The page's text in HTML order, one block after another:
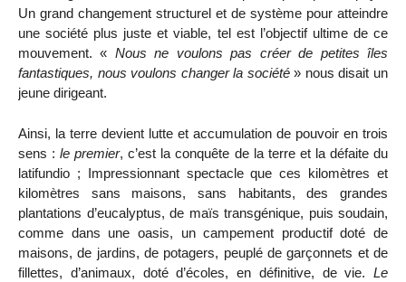
Un grand changement structurel et de système pour atteindre
une société plus juste et viable, tel est l’objectif ultime de ce
mouvement. « Nous ne voulons pas créer de petites îles
fantastiques, nous voulons changer la société» nous disait un
jeune dirigeant.
Ainsi, la terre devient lutte et accumulation de pouvoir en trois
sens :le premier, c’est la conquête de la terre et la défaite du
latifundio ; Impressionnant spectacle que ces kilomètres et
kilomètres sans maisons, sans habitants, des grandes
plantations d’eucalyptus, de maïs transgénique, puis soudain,
comme dans une oasis, un campement productif doté de
maisons, de jardins, de potagers, peuplé de garçonnets et de
fillettes, d’animaux, doté d’écoles, en définitive, de vie. Le